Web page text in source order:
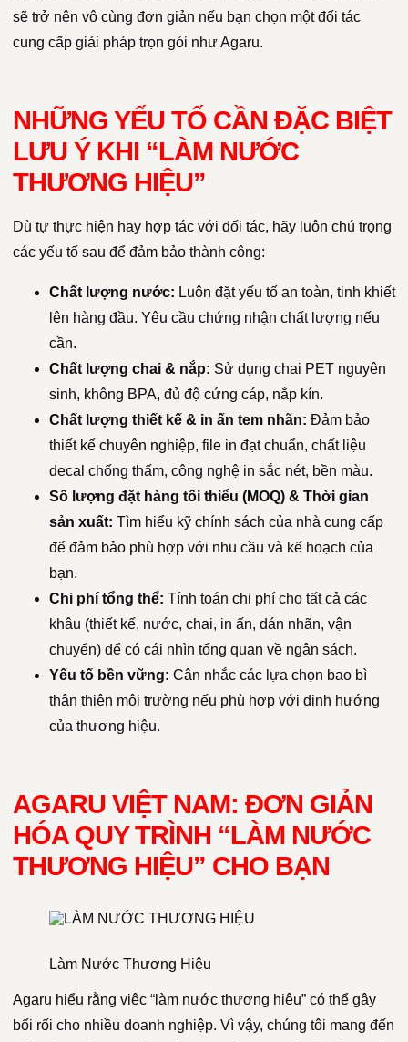
sẽ trở nên vô cùng đơn giản nếu bạn chọn một đối tác
cung cấp giải pháp trọn gói như Agaru.
NHỮNG YẾU TỐ CẦN ĐẶC BIỆT
LƯU Ý KHI “LÀM NƯỚC
THƯƠNG HIỆU”
Dù tự thực hiện hay hợp tác với đối tác, hãy luôn chú trọng
các yếu tố sau để đảm bảo thành công:
Chất lượng nước: Luôn đặt yếu tố an toàn, tinh khiết
lên hàng đầu. Yêu cầu chứng nhận chất lượng nếu
cần.
Chất lượng chai & nắp: Sử dụng chai PET nguyên
sinh, không BPA, đủ độ cứng cáp, nắp kín.
Chất lượng thiết kế & in ấn tem nhãn: Đảm bảo
thiết kế chuyên nghiệp, file in đạt chuẩn, chất liệu
decal chống thấm, công nghệ in sắc nét, bền màu.
Số lượng đặt hàng tối thiểu (MOQ) & Thời gian
sản xuất: Tìm hiểu kỹ chính sách của nhà cung cấp
để đảm bảo phù hợp với nhu cầu và kế hoạch của
bạn.
Chi phí tổng thể: Tính toán chi phí cho tất cả các
khâu (thiết kế, nước, chai, in ấn, dán nhãn, vận
chuyển) để có cái nhìn tổng quan về ngân sách.
Yếu tố bền vững: Cân nhắc các lựa chọn bao bì
thân thiện môi trường nếu phù hợp với định hướng
của thương hiệu.
AGARU VIỆT NAM: ĐƠN GIẢN
HÓA QUY TRÌNH “LÀM NƯỚC
THƯƠNG HIỆU” CHO BẠN
Làm Nước Thương Hiệu
Agaru hiểu rằng việc “làm nước thương hiệu” có thể gây
bối rối cho nhiều doanh nghiệp. Vì vậy, chúng tôi mang đến